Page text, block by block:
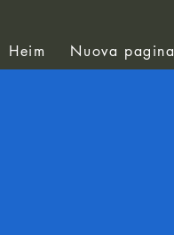
Heim Nuova pagina